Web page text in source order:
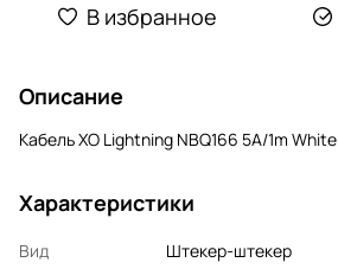
В избранное
Описание
Кабель XO Lightning NBQ166 5A/1m White
Характеристики
Вид
Штекер-штекер